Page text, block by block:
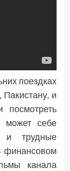
поездках
и
посмотреть
может себе
и трудные
финансовом
канала